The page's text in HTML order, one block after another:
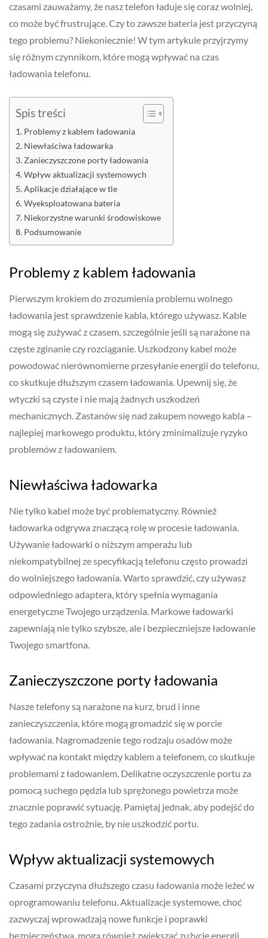
czasami zauważamy, że nasz telefon ładuje się coraz wolniej,
co może być frustrujące. Czy to zawsze bateria jest przyczyną
tego problemu? Niekoniecznie! W tym artykule przyjrzymy
się różnym czynnikom, które mogą wpływać na czas
ładowania telefonu.
Spis treści
Problemy z kablem ładowania
Niewłaściwa ładowarka
Zanieczyszczone porty ładowania
Wpływ aktualizacji systemowych
Aplikacje działające w tle
Wyeksploatowana bateria
Niekorzystne warunki środowiskowe
Podsumowanie
Problemy z kablem ładowania
Pierwszym krokiem do zrozumienia problemu wolnego
ładowania jest sprawdzenie kabla, którego używasz. Kable
mogą się zużywać z czasem, szczególnie jeśli są narażone na
częste zginanie czy rozciąganie. Uszkodzony kabel może
powodować nierównomierne przesyłanie energii do telefonu,
co skutkuje dłuższym czasem ładowania. Upewnij się, że
wtyczki są czyste i nie mają żadnych uszkodzeń
mechanicznych. Zastanów się nad zakupem nowego kabla –
najlepiej markowego produktu, który zminimalizuje ryzyko
problemów z ładowaniem.
Niewłaściwa ładowarka
Nie tylko kabel może być problematyczny. Również
ładowarka odgrywa znaczącą rolę w procesie ładowania.
Używanie ładowarki o niższym amperażu lub
niekompatybilnej ze specyfikacją telefonu często prowadzi
do wolniejszego ładowania. Warto sprawdzić, czy używasz
odpowiedniego adaptera, który spełnia wymagania
energetyczne Twojego urządzenia. Markowe ładowarki
zapewniają nie tylko szybsze, ale i bezpieczniejsze ładowanie
Twojego smartfona.
Zanieczyszczone porty ładowania
Nasze telefony są narażone na kurz, brud i inne
zanieczyszczenia, które mogą gromadzić się w porcie
ładowania. Nagromadzenie tego rodzaju osadów może
wpływać na kontakt między kablem a telefonem, co skutkuje
problemami z ładowaniem. Delikatne oczyszczenie portu za
pomocą suchego pędzla lub sprężonego powietrza może
znacznie poprawić sytuację. Pamiętaj jednak, aby podejść do
tego zadania ostrożnie, by nie uszkodzić portu.
Wpływ aktualizacji systemowych
Czasami przyczyna dłuższego czasu ładowania może leżeć w
oprogramowaniu telefonu. Aktualizacje systemowe, choć
zazwyczaj wprowadzają nowe funkcje i poprawki
bezpieczeństwa, mogą również zwiększać zużycie energii.